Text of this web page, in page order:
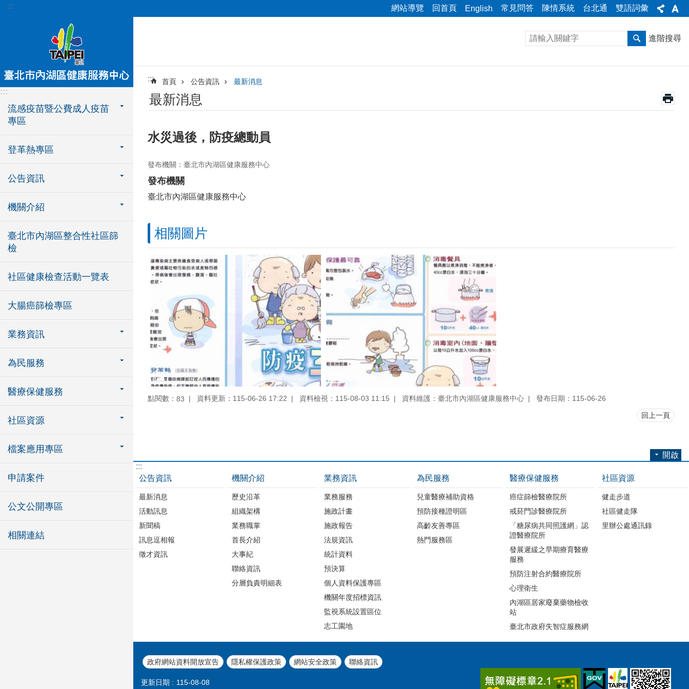
跳到主要內容區塊
::: 網站導覽 回首頁 English 常見問答 陳情系統 台北通 雙語詞彙
:::
流感疫苗暨公費成人疫苗
專區
登革熱專區
公告資訊
機關介紹
臺北市內湖區整合性社區篩
檢
社區健康檢查活動一覽表
大腸癌篩檢專區
業務資訊
為民服務
醫療保健服務
社區資源
檔案應用專區
申請案件
公文公開專區
相關連結
進階搜尋
::: 首頁 公告資訊 最新消息
最新消息
水災過後，防疫總動員
發布機關：臺北市內湖區健康服務中心
發布機關
臺北市內湖區健康服務中心
相關圖片
點閱數： 83 資料更新：115-06-26 17:22 資料檢視：115-08-03 11:15 資料維護：臺北市內湖區健康服務中心 發布日期：115-06-26
回上一頁
開啟
:::
公告資訊
最新消息
活動訊息
新聞稿
訊息逗相報
徵才資訊
機關介紹
歷史沿革
組織架構
業務職掌
首長介紹
大事紀
聯絡資訊
分層負責明細表
業務資訊
業務服務
施政計畫
施政報告
法規資訊
統計資料
預決算
個人資料保護專區
機關年度招標資訊
監視系統設置區位
志工園地
為民服務
兒童醫療補助資格
預防接種證明區
高齡友善專區
熱門服務區
醫療保健服務
癌症篩檢醫療院所
戒菸門診醫療院所
「糖尿病共同照護網」認
證醫療院所
發展遲緩之早期療育醫療
服務
預防注射合約醫療院所
心理衛生
內湖區居家廢棄藥物檢收
站
臺北市政府失智症服務網
社區資源
健走步道
社區健走隊
里辦公處通訊錄
政府網站資料開放宣告 隱私權保護政策 網站安全政策 聯絡資訊
更新日期 115-08-08